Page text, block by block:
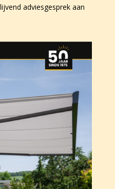
adviesgesprek aan